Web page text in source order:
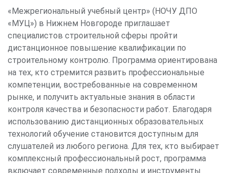
«Межрегиональный учебный центр» (НОЧУ ДПО
«МУЦ») в Нижнем Новгороде приглашает
специалистов строительной сферы пройти
дистанционное повышение квалификации по
строительному контролю. Программа ориентирована
на тех, кто стремится развить профессиональные
компетенции, востребованные на современном
рынке, и получить актуальные знания в области
контроля качества и безопасности работ. Благодаря
использованию дистанционных образовательных
технологий обучение становится доступным для
слушателей из любого региона. Для тех, кто выбирает
комплексный профессиональный рост, программа
включает современные подходы и инструменты